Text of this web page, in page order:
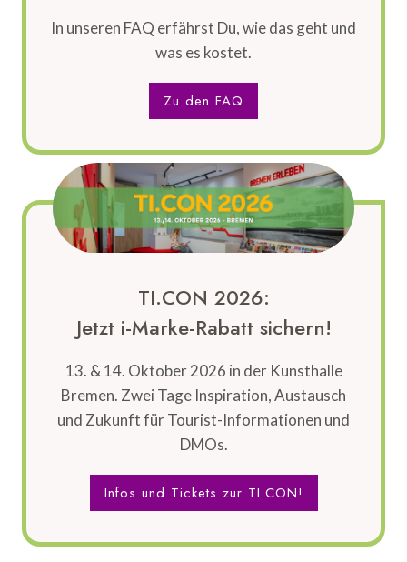
In unseren FAQ erfährst Du, wie das geht und
was es kostet.
Zu den FAQ
TI.CON 2026:
Jetzt i-Marke-Rabatt sichern!
13. & 14. Oktober 2026 in der Kunsthalle
Bremen. Zwei Tage Inspiration, Austausch
und Zukunft für Tourist-Informationen und
DMOs.
Infos und Tickets zur TI.CON!